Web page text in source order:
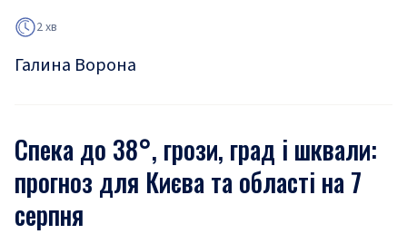
2 хв
Галина Ворона
Спека до 38°, грози, град і шквали:
прогноз для Києва та області на 7
серпня